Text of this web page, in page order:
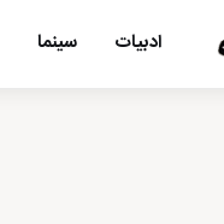
ادبیات سینما